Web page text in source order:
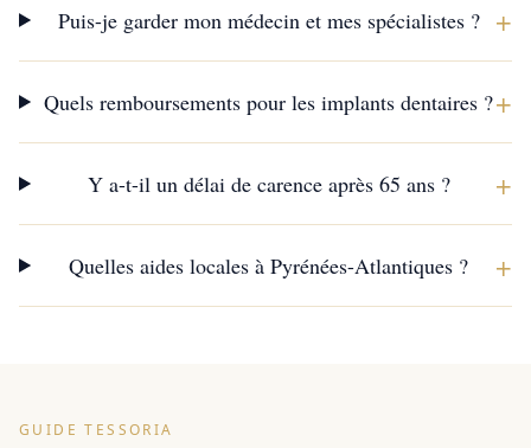
Puis-je garder mon médecin et mes spécialistes ? +
Quels remboursements pour les implants dentaires ?+
Y a-t-il un délai de carence après 65 ans ? +
Quelles aides locales à Pyrénées-Atlantiques ? +
GUIDE TESSORIA